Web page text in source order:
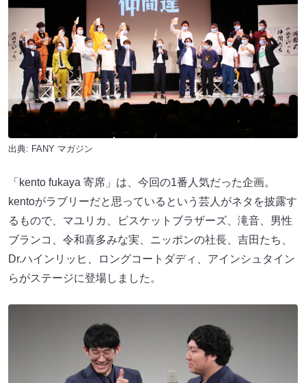
出典: FANY マガジン
「kento fukaya 寄席」は、今回の1番人気だった企画。
kentoがラブリーだと思っているという芸人がネタを披露す
るもので、マユリカ、ビスケットブラザーズ、滝音、男性
ブランコ、令和喜多みな実、ニッポンの社長、吉田たち、
Dr.ハインリッヒ、ロングコートダディ、アインシュタイン
らがステージに登場しました。